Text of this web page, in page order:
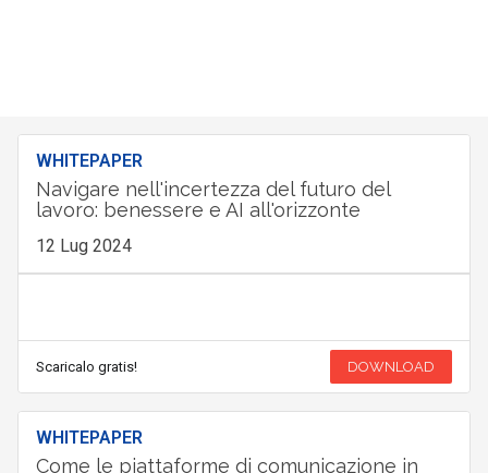
WHITEPAPER
Navigare nell'incertezza del futuro del
lavoro: benessere e AI all'orizzonte
12 Lug 2024